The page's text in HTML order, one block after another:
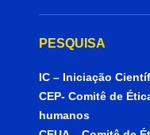
PESQUISA
IC – Iniciação
CEP- Comitê de
humanos